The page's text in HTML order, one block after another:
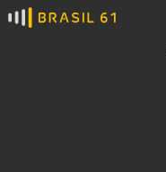
Ver todas as notícias